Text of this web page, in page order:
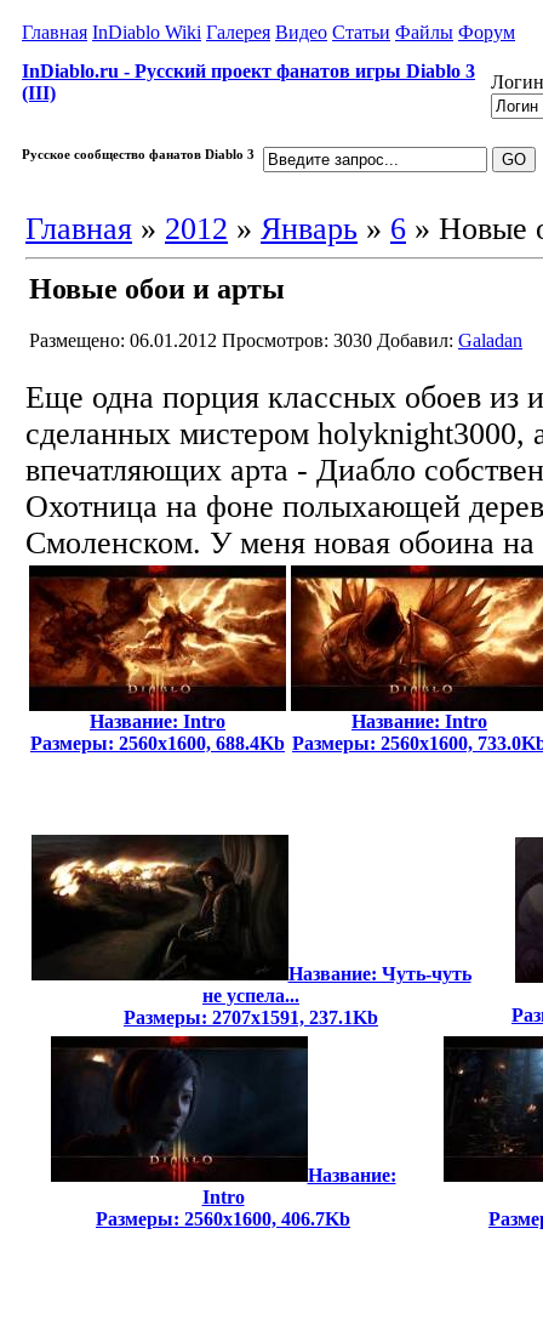
Главная InDiablo Wiki Галерея Видео Статьи Файлы Форум
InDiablo.ru - Русский проект фанатов игры Diablo 3
(III)
Русское сообщество фанатов Diablo 3
Главная » 2012 » Январь » 6 » Новые
Новые обои и арты
Размещено: 06.01.2012 Просмотров: 3030 Добавил: Galadan
Еще одна порция классных обоев из
сделанных мистером holyknight3000,
впечатляющих арта - Диабло
Охотница на фоне полыхающей
Смоленском. У меня новая обоина на
Название: Intro
Размеры: 2560x1600, 688.4Kb
Название: Intro
Размеры: 2560x1600,
Название: Чуть-чуть
не успела...
Размеры: 2707x1591, 237.1Kb
Название:
Intro
Размеры: 2560x1600, 406.7Kb